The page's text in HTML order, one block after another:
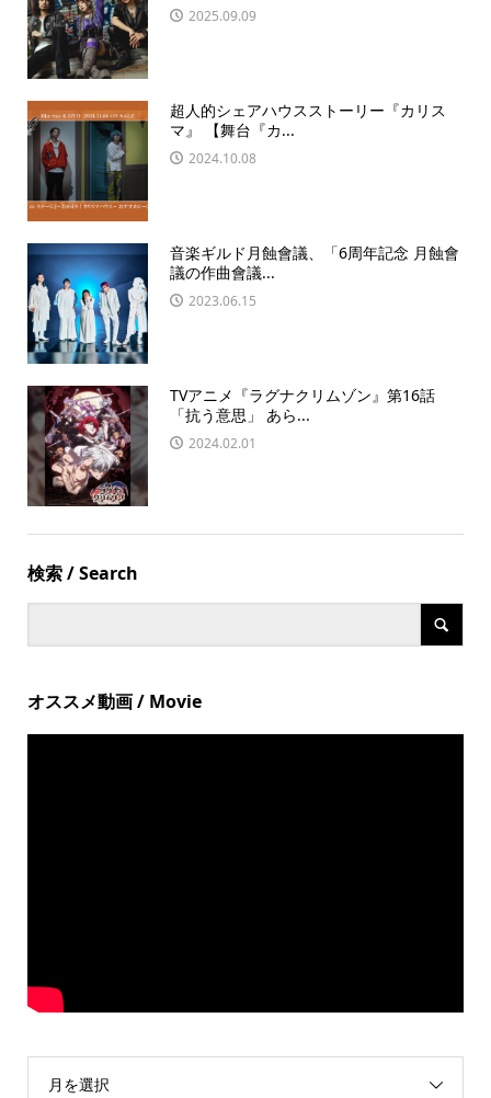
2025.09.09
超人的シェアハウスストーリー『カリス
マ』 【舞台『カ...
2024.10.08
音楽ギルド月蝕會議、「6周年記念 月蝕會
議の作曲會議...
2023.06.15
TVアニメ『ラグナクリムゾン』第16話
「抗う意思」 あら...
2024.02.01
検索 / Search
オススメ動画 / Movie
月を選択